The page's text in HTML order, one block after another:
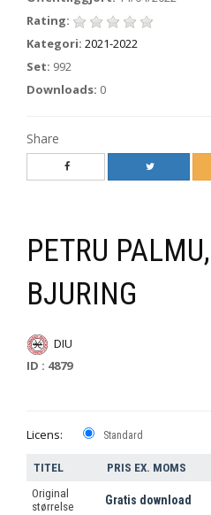
Rating:
Kategori: 2021-2022
Set: 992
Downloads: 0
Share
PETRU
BJURING
DIU
ID : 4879
Licens: Standard
TITEL PRIS EX. MOMS
Original
størrelse
Gratis download